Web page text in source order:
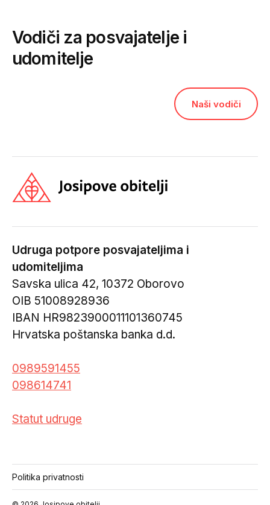
Vodiči za posvajatelje i
udomitelje
Naši vodiči
Udruga potpore posvajateljima i
udomiteljima
Savska ulica 42, 10372 Oborovo
OIB 51008928936
IBAN HR9823900011101360745
Hrvatska poštanska banka d.d.
0989591455
098614741
Statut udruge
Politika privatnosti